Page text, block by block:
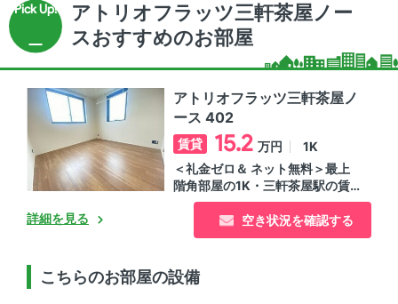
アトリオフラッツ三軒茶屋ノー
スおすすめのお部屋
アトリオフラッツ三軒茶屋ノ
ース 402
賃貸 15.2 万円
1K
＜礼金ゼロ＆ ネット無料＞最上
階角部屋の1K・三軒茶屋駅の賃
貸マンション
空き状況を確認する
詳細を見る
こちらのお部屋の設備